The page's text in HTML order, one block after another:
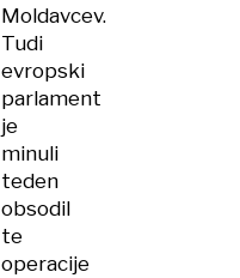
Moldavcev.
Tudi
evropski
parlament
je
minuli
teden
obsodil
te
operacije